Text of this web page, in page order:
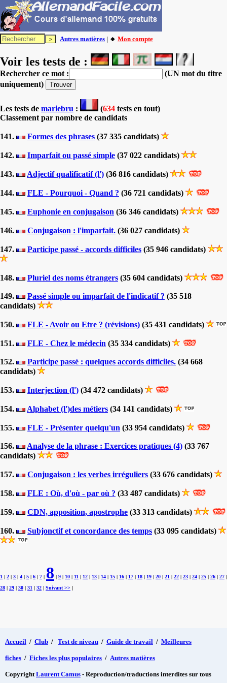
Autres matières | 🔸 Mon compte
Voir les tests de :
Rechercher ce mot :
(UN mot du titre
uniquement)
Les tests de mariebru : (634 tests en tout)
Classement par nombre de candidats
141. Formes des phrases (37 335 candidats)
142. Imparfait ou passé simple (37 022 candidats)
143. Adjectif qualificatif (l') (36 816 candidats)
144. FLE - Pourquoi - Quand ? (36 721 candidats)
145. Euphonie en conjugaison (36 346 candidats)
146. Conjugaison : l'imparfait. (36 027 candidats)
147. Participe passé - accords difficiles (35 946 candidats)
148. Pluriel des noms étrangers (35 604 candidats)
149. Passé simple ou imparfait de l'indicatif ? (35 518
candidats)
150. FLE - Avoir ou Etre ? (révisions) (35 431 candidats)
151. FLE - Chez le médecin (35 334 candidats)
152. Participe passé : quelques accords difficiles. (34 668
candidats)
153. Interjection (l') (34 472 candidats)
154. Alphabet (l')des métiers (34 141 candidats)
155. FLE - Présenter quelqu'un (33 954 candidats)
156. Analyse de la phrase : Exercices pratiques (4) (33 767
candidats)
157. Conjugaison : les verbes irréguliers (33 676 candidats)
158. FLE : Où, d'où - par où ? (33 487 candidats)
159. CDN, apposition, apostrophe (33 313 candidats)
160. Subjonctif et concordance des temps (33 095 candidats)
1 | 2 | 3 | 4 | 5 | 6 | 7 | 8 | 9 | 10 | 11 | 12 | 13 | 14 | 15 | 16 | 17 | 18 | 19 | 20 | 21 | 22 | 23 | 24 | 25 | 26 | 27 |
28 | 29 | 30 | 31 | 32 | Suivant >> |
Accueil / Club / Test de niveau / Guide de travail / Meilleures
fiches / Fiches les plus populaires / Autres matières
CopyrightLaurent Camus - Reproduction/traductions interdites sur tous